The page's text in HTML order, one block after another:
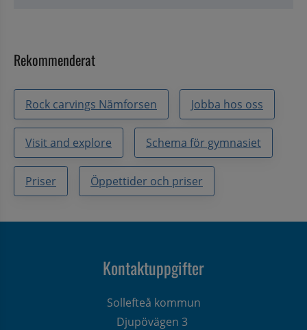
Rekommenderat
Rock carvings Nämforsen Jobba hos oss
Visit and explore Schema för gymnasiet
Priser Öppettider och priser
Kontaktuppgifter
Sollefteå kommun
Djupövägen 3